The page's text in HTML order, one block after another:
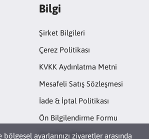
ayarlarınızı ziyaretler arasında
Bilgi
Şirket Bilgileri
Çerez Politikası
KVKK Aydınlatma Metni
Mesafeli Satış Sözleşmesi
İade & İptal Politikası
Ön Bilgilendirme Formu
Açık Rıza Metni